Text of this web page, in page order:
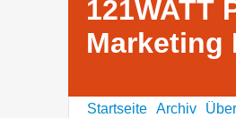
121WATT
Marketing
Startseite Archiv